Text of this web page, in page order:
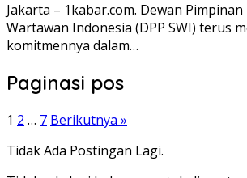
Jakarta – 1kabar.com. Dewan
Wartawan Indonesia (DPP SWI) terus
komitmennya dalam…
Paginasi pos
1 2 … 7 Berikutnya »
Tidak Ada Postingan Lagi.